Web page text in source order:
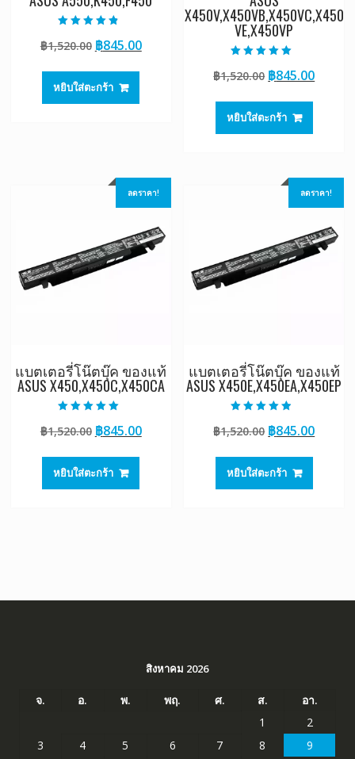
4.50
ตั้งแต่ 1-5
฿1,520.00 Original
was:
฿1,520.00.
฿845.00Current
หยิบใส่ตะกร้า
X450V,X450VB,X450VC,X450
VE,X450VP
5.00
ตั้งแต่ 1-5
฿1,520.00 Original
was:
฿1,520.00.
฿845.00
หยิบใส่ตะกร้า
ลดราคา!
แบตเตอรี่โน๊ตบุ๊ค ของแท้
ASUS X450,X450C,X450CA
5.00
ตั้งแต่ 1-5
฿1,520.00 Original
was:
฿1,520.00.
฿845.00Current
หยิบใส่ตะกร้า
ลดราคา!
แบตเตอรี่โน๊ตบุ๊ค ของแท้
ASUS X450E,X450EA,X450EP
4.50
ตั้งแต่ 1-5
฿1,520.00 Original
was:
฿1,520.00.
฿845.00
หยิบใส่ตะกร้า
สิงหาคม 2026
จ. อ. พ. พฤ. ศ. ส.
อา.
1
2
3
4 5 6 7 8
9